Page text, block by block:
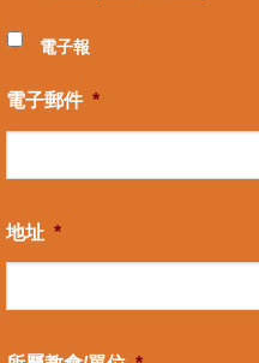
電子報
電子郵件 *
地址 *